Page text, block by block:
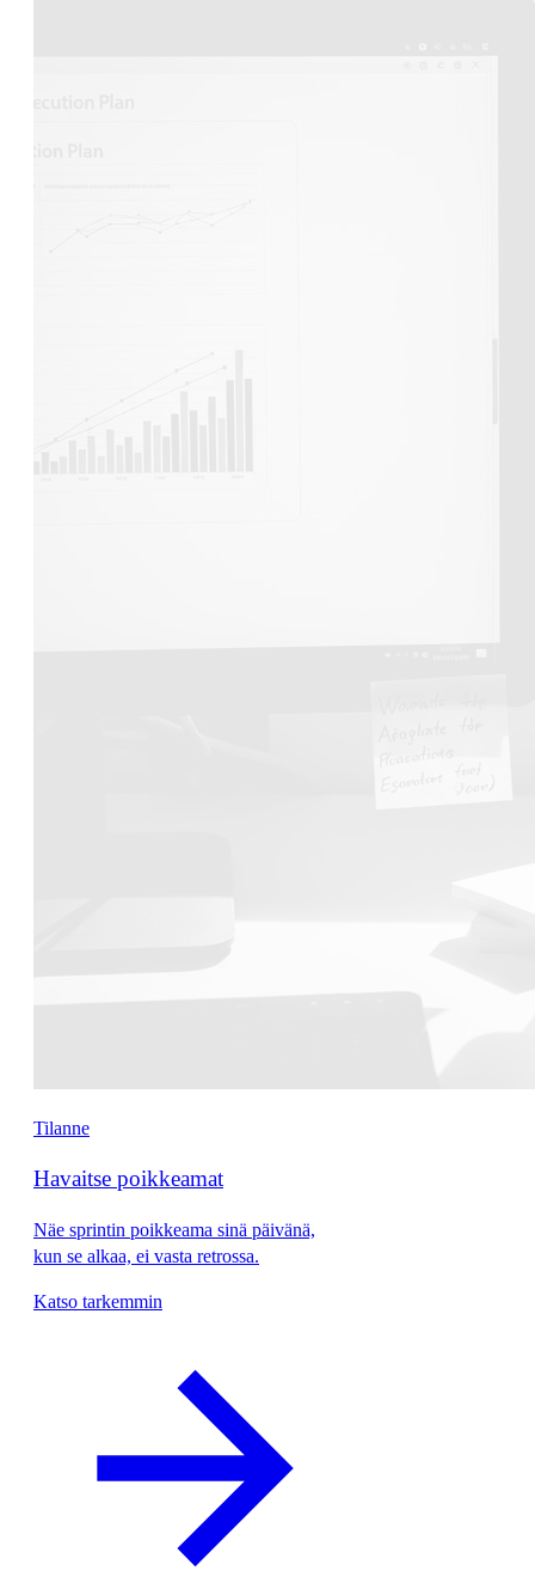
Tilanne
Havaitse poikkeamat
Näe sprintin poikkeama sinä päivänä,
kun se alkaa, ei vasta retrossa.
Katso tarkemmin